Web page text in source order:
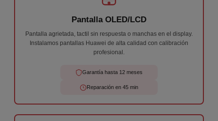
He llevado mi móvil un Samsung A33 ya que no me
y en menos de 1h me lo has cambiado y ya
funciona perfectamente. Sin dudas cuando me pase
Pantalla OLED/LCD
Pantalla agrietada, tactil sin respuesta o manchas en el display.
Instalamos pantallas Huawei de alta calidad con calibración
profesional.
Garantía hasta 12 meses
Reparación en 45 min